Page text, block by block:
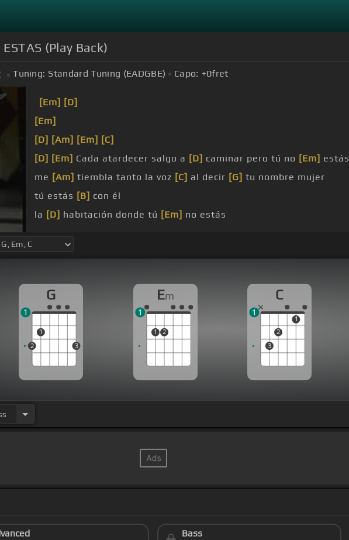
(Play Back)
Tuning: Standard Tuning (EADGBE) Capo: +0fret
[Em] [D]
[Em]
[D] [Am] [Em] [C]
[D] [Em] Cada atardecer salgo a [D] caminar pero tú no [Em] estás
me [Am] tiembla tanto la voz [C] al decir [G] tu nombre mujer
tú estás [B] con él
la [D] habitación donde tú [Em] no estás
G
2
1
3
1
Em
1 2
1
C
3
2
1
1
Bass